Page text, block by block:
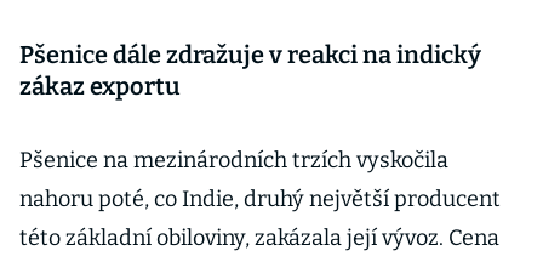
Pšenice dále zdražuje v reakci na indický
zákaz exportu
Pšenice na mezinárodních trzích vyskočila
nahoru poté, co Indie, druhý největší producent
této základní obiloviny, zakázala její vývoz. Cena